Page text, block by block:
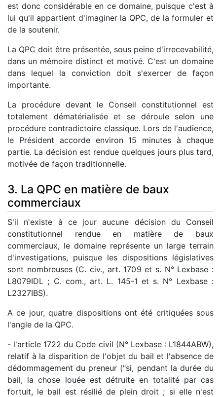
est donc considérable en ce domaine, puisque c'est à
lui qu'il appartient d'imaginer la QPC, de la formuler et
de la soutenir.
La QPC doit être présentée, sous peine d'irrecevabilité,
dans un mémoire distinct et motivé. C'est un domaine
dans lequel la conviction doit s'exercer de façon
importante.
La procédure devant le Conseil constitutionnel est
totalement dématérialisée et se déroule selon une
procédure contradictoire classique. Lors de l'audience,
le Président accorde environ 15 minutes à chaque
partie. La décision est rendue quelques jours plus tard,
motivée de façon traditionnelle.
3. La QPC en matière de baux
commerciaux
S'il n'existe à ce jour aucune décision du Conseil
constitutionnel rendue en matière de baux
commerciaux, le domaine représente un large terrain
d'investigations, puisque les dispositions législatives
sont nombreuses (C. civ., art. 1709 et s. N° Lexbase :
L8079IDL ; C. com., art. L. 145-1 et s. N° Lexbase :
L2327IBS).
A ce jour, quatre dispositions ont été critiquées sous
l'angle de la QPC.
- l'article 1722 du Code civil (N° Lexbase : L1844ABW),
relatif à la disparition de l'objet du bail et l'absence de
dédommagement du preneur ("si, pendant la durée du
bail, la chose louée est détruite en totalité par cas
fortuit, le bail est résilié de plein droit ; si elle n'est